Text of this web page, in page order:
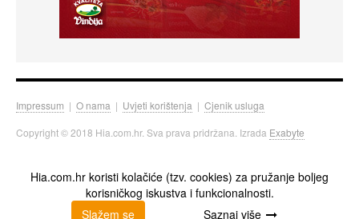
Impressum | O nama | Uvjeti korištenja | Cjenik usluga
Copyright © 2018 Hia.com.hr. Sva prava pridržana. Izrada Exabyte
Hia.com.hr koristi kolačiće (tzv. cookies) za pružanje boljeg
korisničkog iskustva i funkcionalnosti.
Slažem se
Saznaj više